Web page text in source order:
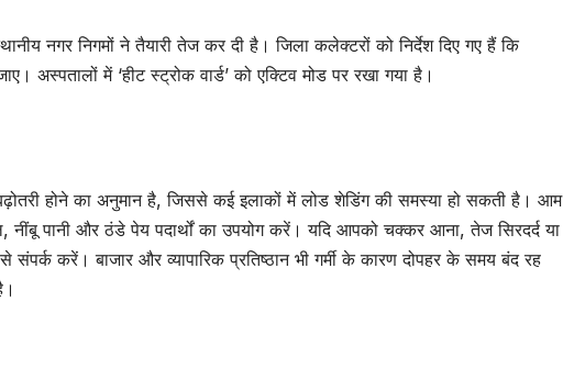
नगर निगमों ने तैयारी तेज कर दी है। जिला कलेक्टरों को निर्देश दिए गए हैं कि
अस्पतालों में ‘हीट स्ट्रोक वार्ड’ को एक्टिव मोड पर रखा गया है।
होने का अनुमान है, जिससे कई इलाकों में लोड शेडिंग की समस्या हो सकती है। आम
पानी और ठंडे पेय पदार्थों का उपयोग करें। यदि आपको चक्कर आना, तेज सिरदर्द या
करें। बाजार और व्यापारिक प्रतिष्ठान भी गर्मी के कारण दोपहर के समय बंद रह